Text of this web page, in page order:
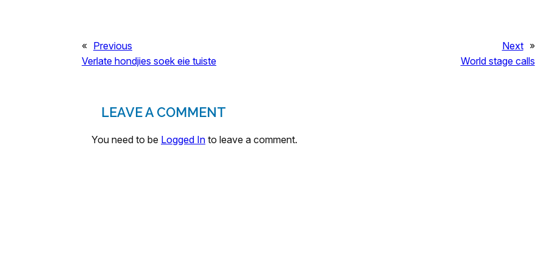
« Previous
Verlate hondjies soek eie tuiste
Next »
World stage calls
LEAVE A COMMENT
You need to be Logged In to leave a comment.